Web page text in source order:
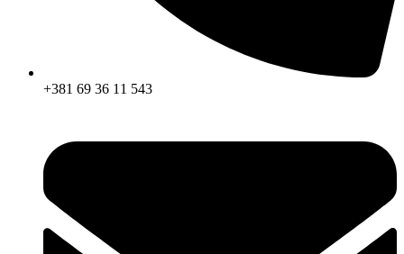
+381 69 36 11 543